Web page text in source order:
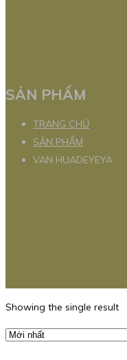
SẢN PHẨM
TRANG CHỦ
SẢN PHẨM
VAN HUADEYEYA
Showing the single result